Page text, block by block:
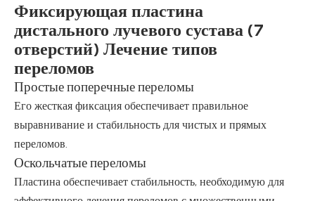
Фиксирующая пластина
дистального лучевого сустава (7
отверстий) Лечение типов
переломов
Простые поперечные переломы
Его жесткая фиксация обеспечивает правильное
выравнивание и стабильность для чистых и прямых
переломов.
Оскольчатые переломы
Пластина обеспечивает стабильность, необходимую для